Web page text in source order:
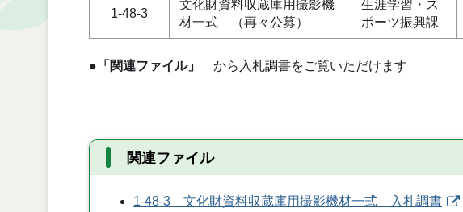
1-48-3
文化財資料収蔵庫用撮影機
材一式 （再々公募）
生涯学習・ス
ポーツ振興課
● 「関連ファイル」 から入札調書をご覧いただけます
関連ファイル
1-48-3 文化財資料収蔵庫用撮影機材一式 入札調書